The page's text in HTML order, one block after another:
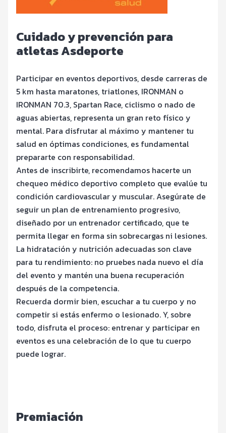
Cuidado y prevención para
atletas Asdeporte
Participar en eventos deportivos, desde carreras de
5 km hasta maratones, triatlones, IRONMAN o
IRONMAN 70.3, Spartan Race, ciclismo o nado de
aguas abiertas, representa un gran reto físico y
mental. Para disfrutar al máximo y mantener tu
salud en óptimas condiciones, es fundamental
prepararte con responsabilidad.
Antes de inscribirte, recomendamos hacerte un
chequeo médico deportivo completo que evalúe tu
condición cardiovascular y muscular. Asegúrate de
seguir un plan de entrenamiento progresivo,
diseñado por un entrenador certificado, que te
permita llegar en forma sin sobrecargas ni lesiones.
La hidratación y nutrición adecuadas son clave
para tu rendimiento: no pruebes nada nuevo el día
del evento y mantén una buena recuperación
después de la competencia.
Recuerda dormir bien, escuchar a tu cuerpo y no
competir si estás enfermo o lesionado. Y, sobre
todo, disfruta el proceso: entrenar y participar en
eventos es una celebración de lo que tu cuerpo
puede lograr.
Premiación